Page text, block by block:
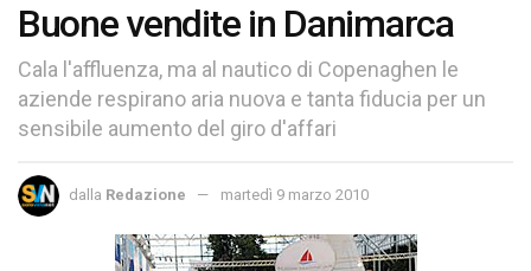
Buone vendite in Danimarca
Cala l'affluenza, ma al nautico di Copenaghen le
aziende respirano aria nuova e tanta fiducia per un
sensibile aumento del giro d'affari
dalla Redazione martedì 9 marzo 2010